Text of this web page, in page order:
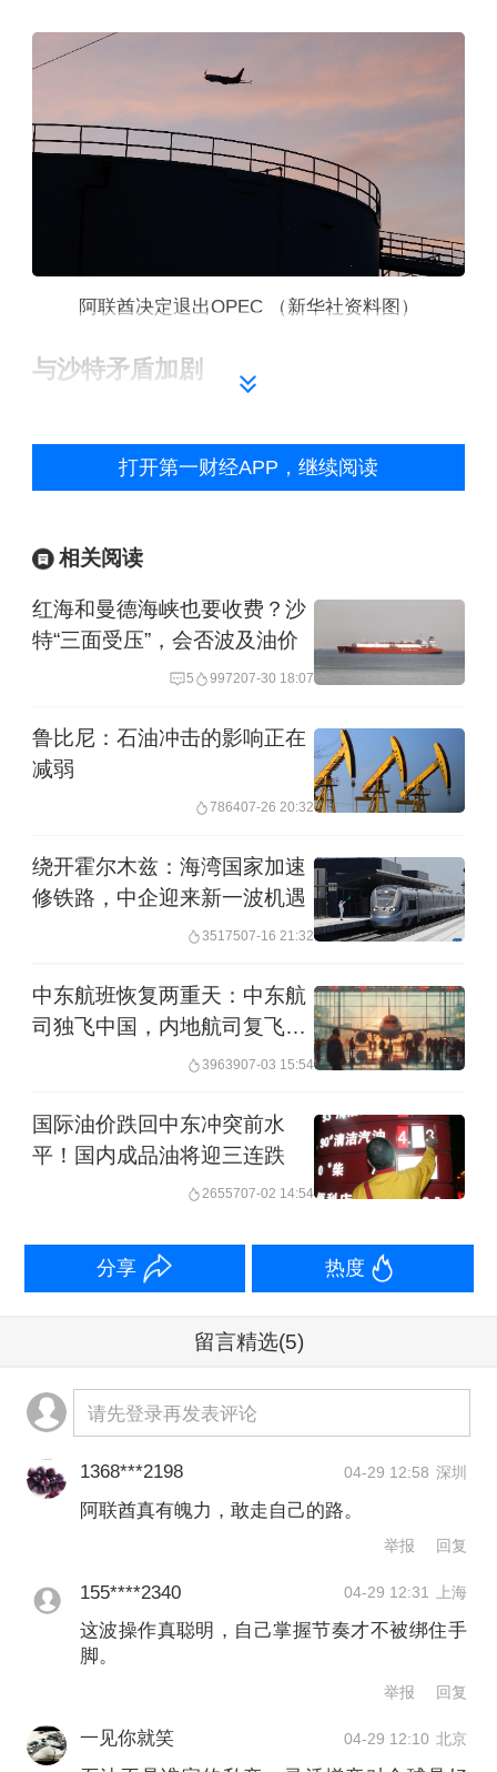
阿联酋决定退出OPEC （新华社资料图）
与沙特矛盾加剧
部长苏海勒·马兹鲁伊28日接受了媒体的
未与沙特协商。
马兹鲁伊强调，这是“一项主权国家决
策。不是政治决定，而是纯粹的政策决
能够更加敏捷、灵活和快速地作出正确
决策，以平衡我们的政策。”
马兹鲁伊还表示，阿联酋宣布退出“时机
正确”，对石油市场和价格不会造成显著
影响，原因是霍尔木兹海峡通行受限，
受限对象也包括阿联酋。这一决定有助
于减轻价格方面的压力。
之，并不是秘密。2021年，阿联酋就曾
因要求修改过时的产量基准和反对过早
吵，导致当时的OPEC+部长级会议一度
陷入僵局。马兹鲁伊当时就表示，
OPEC+协议是“不现实的”和“完全不公平
退出埋下了伏笔。
此外，阿联酋与沙特在地区战略布局上
也有竞争，特别是在近期的伊朗战事
最为惨重，但海湾阿拉伯国家合作委员
会的回应方式保守，让阿联酋感到失
望，这也是阿联酋作出此次决定的重要
因素。
打开第一财经APP，继续阅读
相关阅读
红海和曼德海峡也要收费？沙
特“三面受压”，会否波及油价
5 997207-30 18:07
鲁比尼：石油冲击的影响正在
减弱
786407-26 20:32
绕开霍尔木兹：海湾国家加速
修铁路，中企迎来新一波机遇
3517507-16 21:32
中东航班恢复两重天：中东航
司独飞中国，内地航司复飞无
3963907-03 15:54
国际油价跌回中东冲突前水
平！国内成品油将迎三连跌
2655707-02 14:54
分享 热度
留言精选(5)
请先登录再发表评论
1368***2198 04-29 12:58 深圳
阿联酋真有魄力，敢走自己的路。
举报 回复
155****2340 04-29 12:31 上海
这波操作真聪明，自己掌握节奏才不被绑住手
脚。
举报 回复
一见你就笑 04-29 12:10 北京